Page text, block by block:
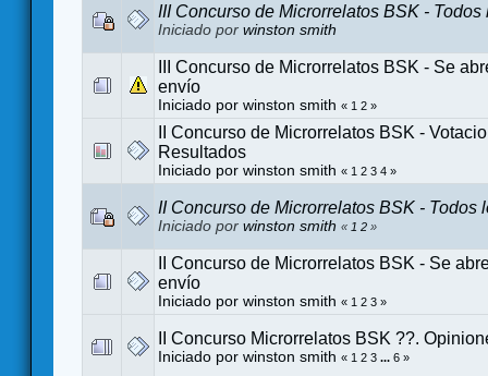
III Concurso de Microrrelatos BSK - Todos
Iniciado por winston smith
III Concurso de Microrrelatos BSK - Se
envío
Iniciado por winston smith « 1 2 »
II Concurso de Microrrelatos BSK -
Resultados
Iniciado por winston smith « 1 2 3 4 »
II Concurso de Microrrelatos BSK - Todos
Iniciado por winston smith « 1 2 »
II Concurso de Microrrelatos BSK - Se
envío
Iniciado por winston smith « 1 2 3 »
II Concurso Microrrelatos BSK ??.
Iniciado por winston smith « 1 2 3 ... 6 »